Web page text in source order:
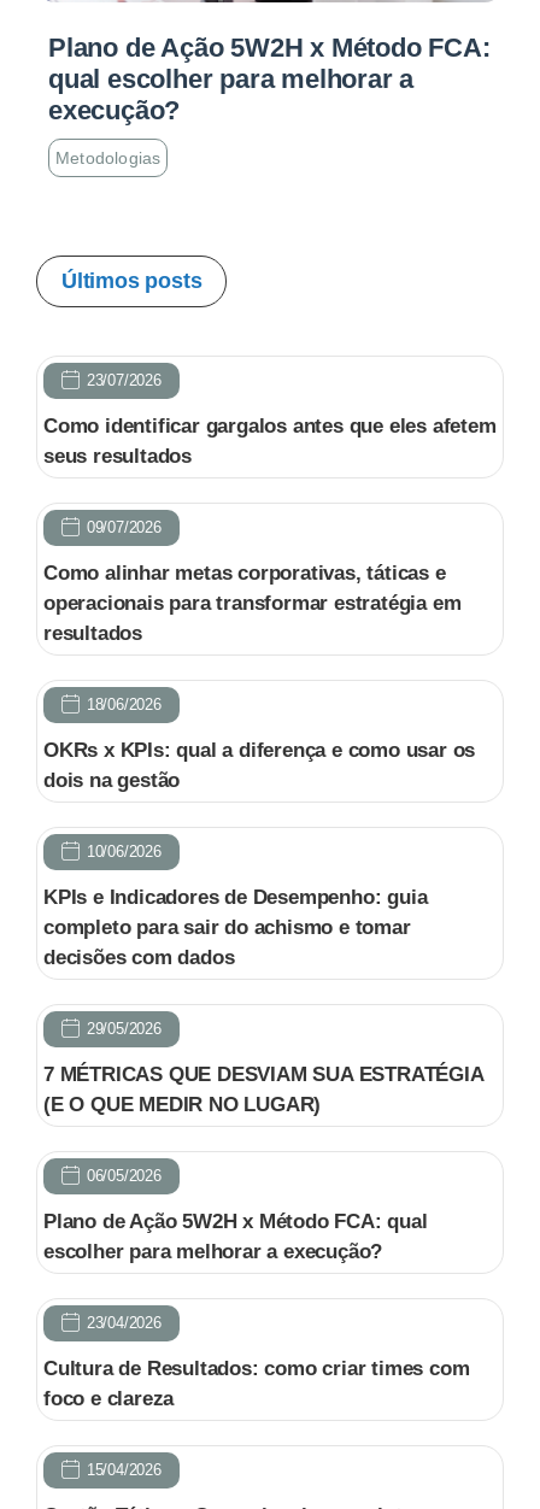
Plano de Ação 5W2H x Método FCA:
qual escolher para melhorar a
execução?
Metodologias
Últimos posts
23/07/2026
Como identificar gargalos antes que eles afetem
seus resultados
09/07/2026
Como alinhar metas corporativas, táticas e
operacionais para transformar estratégia em
resultados
18/06/2026
OKRs x KPIs: qual a diferença e como usar os
dois na gestão
10/06/2026
KPIs e Indicadores de Desempenho: guia
completo para sair do achismo e tomar
decisões com dados
29/05/2026
7 MÉTRICAS QUE DESVIAM SUA ESTRATÉGIA
(E O QUE MEDIR NO LUGAR)
06/05/2026
Plano de Ação 5W2H x Método FCA: qual
escolher para melhorar a execução?
23/04/2026
Cultura de Resultados: como criar times com
foco e clareza
15/04/2026